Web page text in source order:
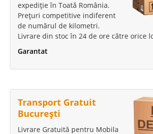
expediție în Toată România.
Prețuri competitive indiferent
de numărul de kilometri.
Livrare din stoc în 24 de ore către orice
Garantat
Transport Gratuit
București
Livrare Gratuită pentru Mobila